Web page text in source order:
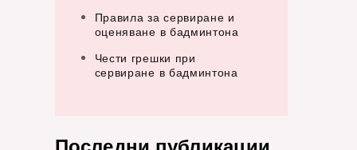
Правила за сервиране и
оценяване в бадминтона
Чести грешки при
сервиране в бадминтона